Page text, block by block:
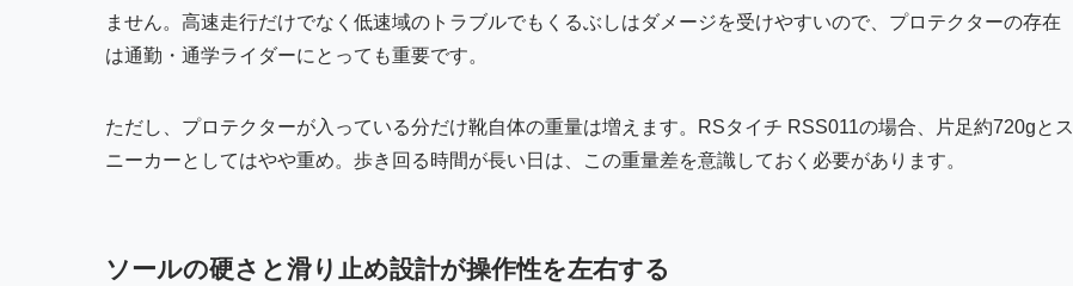
ません。高速走行だけでなく低速域のトラブルでもくるぶしはダメージを受けやすいので、プロテクターの存在
は通勤・通学ライダーにとっても重要です。
ただし、プロテクターが入っている分だけ靴自体の重量は増えます。RSタイチ RSS011の場合、片足約720gとス
ニーカーとしてはやや重め。歩き回る時間が長い日は、この重量差を意識しておく必要があります。
ソールの硬さと滑り止め設計が操作性を左右する